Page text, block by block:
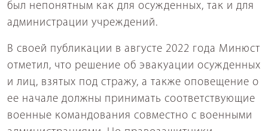
был непонятным как для осужденных, так и для
администрации учреждений.
В своей публикации в августе 2022 года Минюст
отметил, что решение об эвакуации осужденных
и лиц, взятых под стражу, а также оповещение о
ее начале должны принимать соответствующие
военные командования совместно с военными